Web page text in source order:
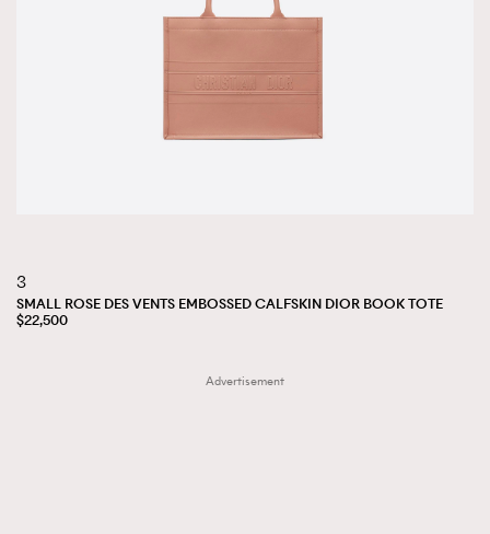
3
SMALL ROSE DES VENTS EMBOSSED CALFSKIN DIOR BOOK TOTE
$22,500
Advertisement